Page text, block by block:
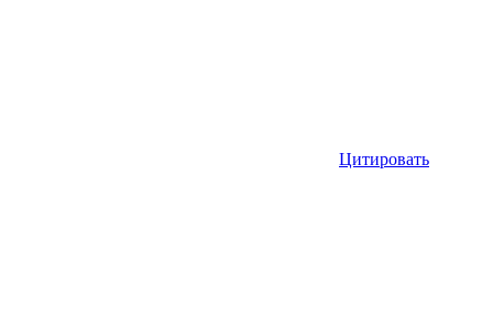
Цитировать